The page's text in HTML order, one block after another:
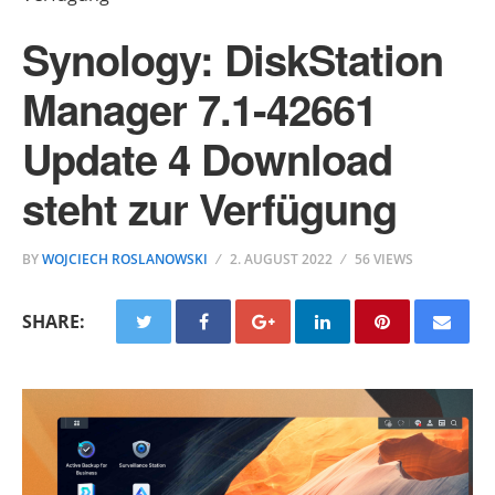
Synology: DiskStation
Manager 7.1-42661
Update 4 Download
steht zur Verfügung
BYWOJCIECH ROSLANOWSKI 2. AUGUST 2022 56 VIEWS
SHARE: